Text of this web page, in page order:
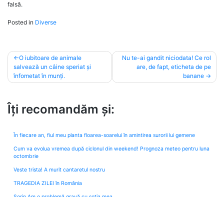
falsă.
Posted in Diverse
Post
navigation
O iubitoare de animale
salvează un câine speriat și
înfometat în munți.
Nu te-ai gandit niciodata! Ce rol
are, de fapt, eticheta de pe
banane
Îți recomandăm și:
În fiecare an, fiul meu planta floarea-soarelui în amintirea surorii lui gemene
Cum va evolua vremea după ciclonul din weekend! Prognoza meteo pentru luna
octombrie
Veste trista! A murit cantaretul nostru
TRAGEDIA ZILEI în România